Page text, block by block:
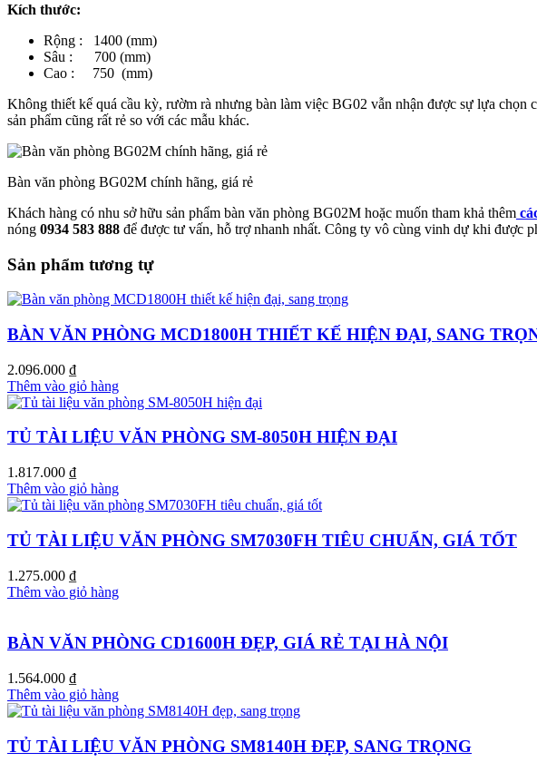
Kích thước:
Rộng : 1400 (mm)
Sâu : 700 (mm)
Cao : 750 (mm)
Không thiết kế quá cầu kỳ, rườm rà nhưng bàn làm việc BG02 vẫn nhận được sự lựa
sản phẩm cũng rất rẻ so với các mẫu khác.
Bàn văn phòng BG02M chính hãng, giá rẻ
Khách hàng có nhu sở hữu sản phẩm bàn văn phòng BG02M hoặc muốn tham khả thêm
nóng 0934 583 888 để được tư vấn, hỗ trợ nhanh nhất. Công ty vô cùng vinh dự khi được
Sản phẩm tương tự
BÀN VĂN PHÒNG MCD1800H THIẾT KẾ HIỆN ĐẠI, SANG
2.096.000 ₫
Thêm vào giỏ hàng
TỦ TÀI LIỆU VĂN PHÒNG SM-8050H HIỆN ĐẠI
1.817.000 ₫
Thêm vào giỏ hàng
TỦ TÀI LIỆU VĂN PHÒNG SM7030FH TIÊU CHUẨN, GIÁ TỐT
1.275.000 ₫
Thêm vào giỏ hàng
BÀN VĂN PHÒNG CD1600H ĐẸP, GIÁ RẺ TẠI HÀ NỘI
1.564.000 ₫
Thêm vào giỏ hàng
TỦ TÀI LIỆU VĂN PHÒNG SM8140H ĐẸP, SANG TRỌNG